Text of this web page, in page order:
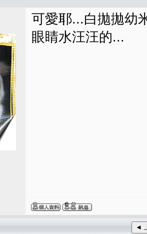
可愛耶...白拋拋幼
眼睛水汪汪的...
◄